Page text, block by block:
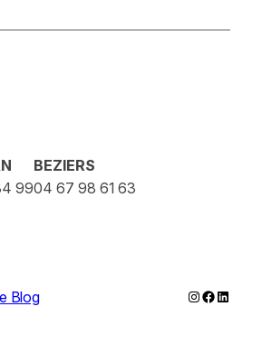
99
BEZIERS
04 67 98 61 63
Blog Instagram